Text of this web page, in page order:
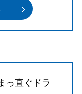
っ直ぐドラ